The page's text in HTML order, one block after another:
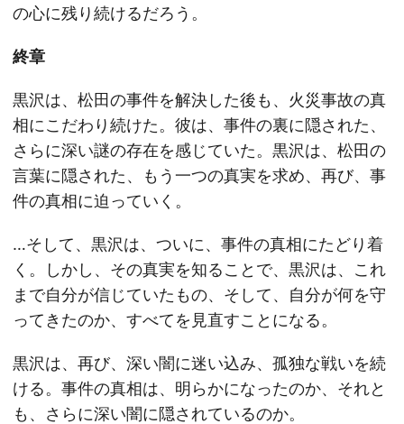
の心に残り続けるだろう。
終章
黒沢は、松田の事件を解決した後も、火災事故の真
相にこだわり続けた。彼は、事件の裏に隠された、
さらに深い謎の存在を感じていた。黒沢は、松田の
言葉に隠された、もう一つの真実を求め、再び、事
件の真相に迫っていく。
…そして、黒沢は、ついに、事件の真相にたどり着
く。しかし、その真実を知ることで、黒沢は、これ
まで自分が信じていたもの、そして、自分が何を守
ってきたのか、すべてを見直すことになる。
黒沢は、再び、深い闇に迷い込み、孤独な戦いを続
ける。事件の真相は、明らかになったのか、それと
も、さらに深い闇に隠されているのか。